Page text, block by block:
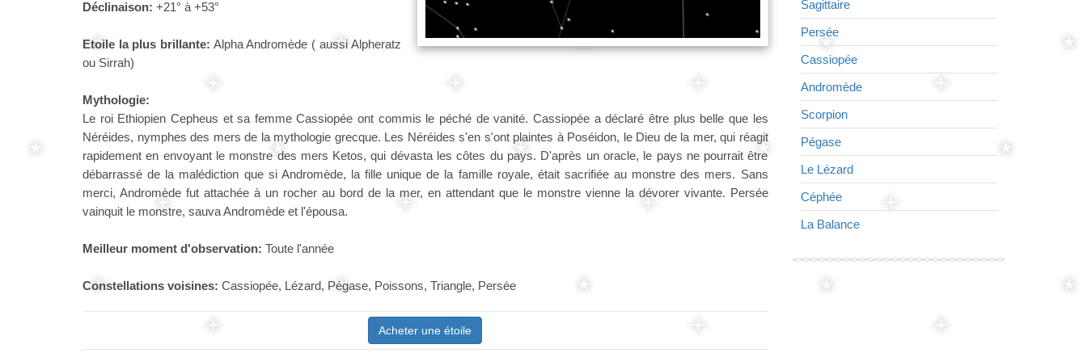
Déclinaison: +21° à +53°
Etoile la plus brillante: Alpha Andromède ( aussi Alpheratz
ou Sirrah)
Mythologie:
Le roi Ethiopien Cepheus et sa femme Cassiopée ont commis le péché de vanité. Cassiopée a déclaré être plus belle que les
Néréides, nymphes des mers de la mythologie grecque. Les Néréides s'en s'ont plaintes à Poséidon, le Dieu de la mer, qui réagit
rapidement en envoyant le monstre des mers Ketos, qui dévasta les côtes du pays. D'après un oracle, le pays ne pourrait être
débarrassé de la malédiction que si Andromède, la fille unique de la famille royale, était sacrifiée au monstre des mers. Sans
merci, Andromède fut attachée à un rocher au bord de la mer, en attendant que le monstre vienne la dévorer vivante. Persée
vainquit le monstre, sauva Andromède et l'épousa.
Meilleur moment d'observation: Toute l'année
Constellations voisines: Cassiopée, Lézard, Pégase, Poissons, Triangle, Persée
Acheter une étoile
Sagittaire
Persée
Cassiopée
Andromède
Scorpion
Pégase
Le Lézard
Céphée
La Balance